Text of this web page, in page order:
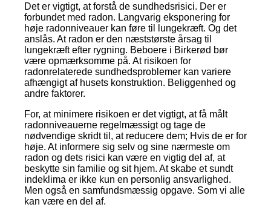
Det er vigtigt, at forstå de sundhedsrisici. Der er
forbundet med radon. Langvarig eksponering for
høje radonniveauer kan føre til lungekræft. Og det
anslås. At radon er den næststørste årsag til
lungekræft efter rygning. Beboere i Birkerød bør
være opmærksomme på. At risikoen for
radonrelaterede sundhedsproblemer kan variere
afhængigt af husets konstruktion. Beliggenhed og
andre faktorer.
For, at minimere risikoen er det vigtigt, at få målt
radonniveauerne regelmæssigt og tage de
nødvendige skridt til, at reducere dem; Hvis de er for
høje. At informere sig selv og sine nærmeste om
radon og dets risici kan være en vigtig del af, at
beskytte sin familie og sit hjem. At skabe et sundt
indeklima er ikke kun en personlig ansvarlighed.
Men også en samfundsmæssig opgave. Som vi alle
kan være en del af.